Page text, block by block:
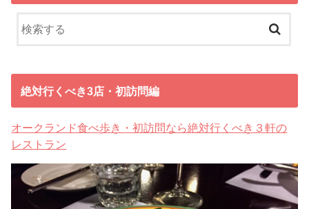
絶対行くべき3店・初訪問編
オークランド食べ歩き・初訪問なら絶対行くべき３軒の
レストラン